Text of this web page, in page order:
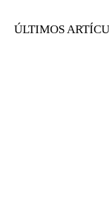
ÚLTIMOS